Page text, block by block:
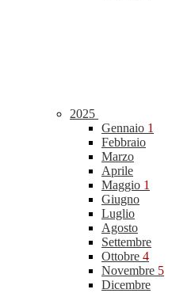
2025
Gennaio 1
Febbraio
Marzo
Aprile
Maggio 1
Giugno
Luglio
Agosto
Settembre
Ottobre 4
Novembre 5
Dicembre